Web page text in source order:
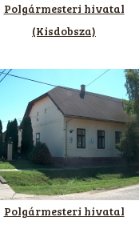
Polgármesteri hivatal
(Kisdobsza)
Polgármesteri hivatal